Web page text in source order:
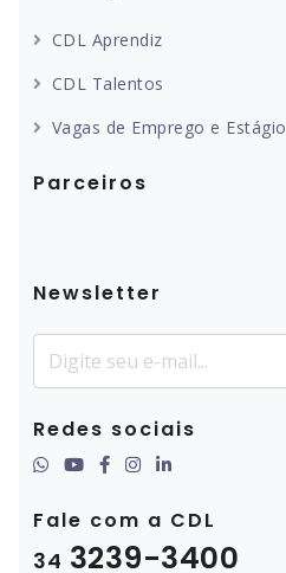
CDL Aprendiz
CDL Talentos
Vagas de Emprego e Estágio
Parceiros
Newsletter
Redes sociais
Fale com a CDL
34 3239-3400